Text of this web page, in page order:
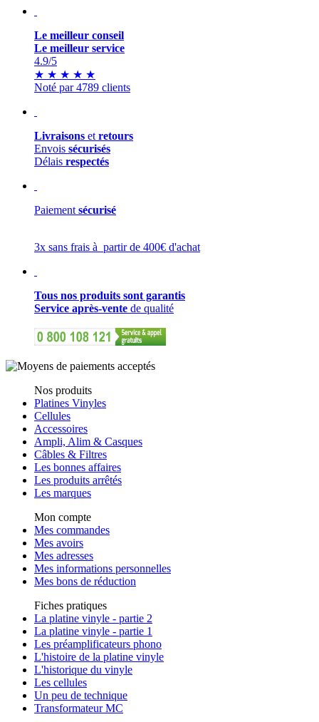
Le meilleur conseil
Le meilleur service
4.9/5
★ ★ ★ ★ ★
Noté par 4789 clients
Livraisons etretours
Envois sécurisés
Délais respectés
Paiementsécurisé
3x sans frais à partir de 400€ d'achat
Tous nos produits sont garantis
Service après-vente de qualité
Nos produits
Platines Vinyles
Cellules
Accessoires
Ampli, Alim & Casques
Câbles & Filtres
Les bonnes affaires
Les produits arrêtés
Les marques
Mon compte
Mes commandes
Mes avoirs
Mes adresses
Mes informations personnelles
Mes bons de réduction
Fiches pratiques
La platine vinyle - partie 2
La platine vinyle - partie 1
Les préamplificateurs phono
L'histoire de la platine vinyle
L'historique du vinyle
Les cellules
Un peu de technique
Transformateur MC